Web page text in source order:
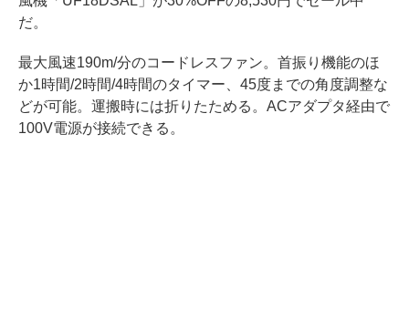
だ。
最大風速190m/分のコードレスファン。首振り機能のほ
か1時間/2時間/4時間のタイマー、45度までの角度調整な
どが可能。運搬時には折りたためる。ACアダプタ経由で
100V電源が接続できる。